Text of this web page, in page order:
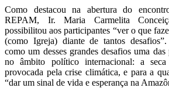
Como destacou na abertura do
REPAM, Ir. Maria Carmelita
possibilitou aos participantes “ver o que
(como Igreja) diante de tantos
como um desses grandes desafios uma
no âmbito político internacional: a seca
provocada pela crise climática, e para a
“dar um sinal de vida e esperança na